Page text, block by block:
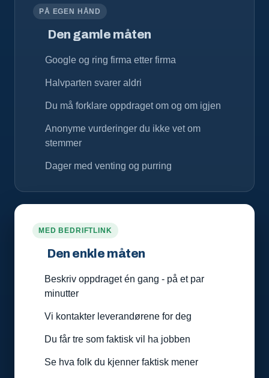
PÅ EGEN HÅND
Den gamle måten
Google og ring firma etter firma
Halvparten svarer aldri
Du må forklare oppdraget om og om igjen
Anonyme vurderinger du ikke vet om
stemmer
Dager med venting og purring
MED BEDRIFTLINK
Den enkle måten
Beskriv oppdraget én gang - på et par
minutter
Vi kontakter leverandørene for deg
Du får tre som faktisk vil ha jobben
Se hva folk du kjenner faktisk mener